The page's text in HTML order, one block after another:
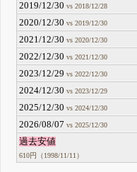
2019/12/30 vs 2018/12/28
2020/12/30 vs 2019/12/30
2021/12/30 vs 2020/12/30
2022/12/30 vs 2021/12/30
2023/12/29 vs 2022/12/30
2024/12/30 vs 2023/12/29
2025/12/30 vs 2024/12/30
2026/08/07 vs 2025/12/30
過去安値
610円（1998/11/11）